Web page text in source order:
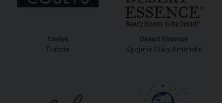
Coslys
Francie
Desert Essence
Spojené Státy Americké